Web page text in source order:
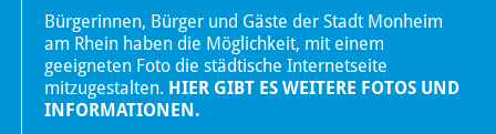
Bürgerinnen, Bürger und Gäste der Stadt Monheim
am Rhein haben die Möglichkeit, mit einem
geeigneten Foto die städtische Internetseite
mitzugestalten. HIER GIBT ES WEITERE FOTOS UND
INFORMATIONEN.